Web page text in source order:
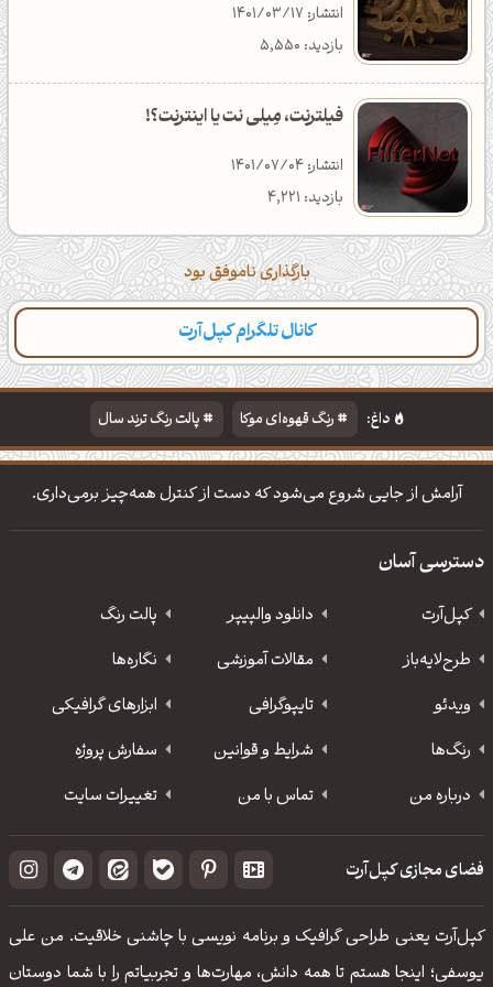
انتشار: 1401/03/17
بازدید: 5,550
فیلترنت، مِیلی نت یا اینترنت؟!
انتشار: 1401/07/04
بازدید: 4,221
بارگذاری ناموفق بود
کانال تلگرام کپل‌آرت
دسته‌بندی مطالب تازه تایپوگرافی پالت‌ها
داغ: رنگ قهوه‌ای موکا
پالت رنگ ترند سال
دانلود والپیپر مذهبی
تایپوگرافی شعر مولانا
آرامش از جایی شروع می‌شود که دست از کنترل همه‌چیز برمی‌داری.
دسترسی آسان
کپل‌آرت دانلود‌ والپیپر
پالت رنگ
طرح‌لایه‌باز
مقالات آموزشی
نگاره‌ها
ویدئو
‌تایپوگرافی
ابزارهای گرافیکی
رنگ‌ها
شرایط و قوانین
سفارش پروژه
درباره من
تماس با من تغییرات سایت
فضای مجازی کپل‌آرت
کپل‌آرت یعنی طراحی گرافیک و برنامه نویسی با چاشنی خلاقیت. من علی
یوسفی؛ اینجا هستم تا همه دانش، مهارت‌‌ها و تجربیاتم را با شما دوستان